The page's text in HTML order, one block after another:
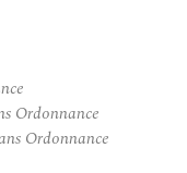
Ordonnance
Ordonnance